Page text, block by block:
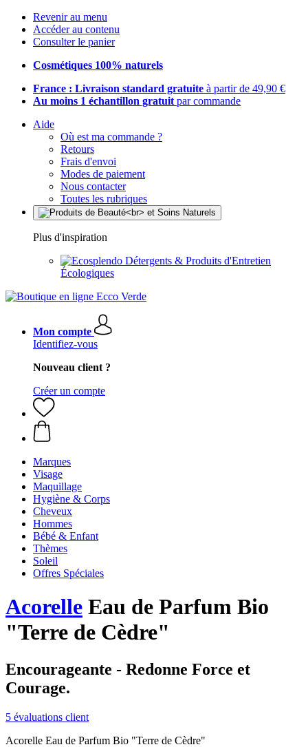
Revenir au menu
Accéder au contenu
Consulter le panier
Cosmétiques 100% naturels
France : Livraison standard gratuite à partir de 49,90 €
Au moins 1 échantillon gratuit par commande
Aide
Où est ma commande ?
Retours
Frais d'envoi
Modes de paiement
Nous contacter
Toutes les rubriques
Plus d'inspiration
Détergents & Produits d'Entretien
Écologiques
Mon compte
Identifiez-vous
Nouveau client ?
Créer un compte
Marques
Visage
Maquillage
Hygiène & Corps
Cheveux
Hommes
Bébé & Enfant
Thèmes
Soleil
Offres Spéciales
Acorelle Eau de Parfum Bio
"Terre de Cèdre"
Encourageante - Redonne Force et
Courage.
5 évaluations client
Acorelle Eau de Parfum Bio "Terre de Cèdre"